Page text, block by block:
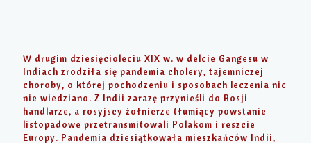
W drugim dziesięcioleciu XIX w. w delcie Gangesu w
Indiach zrodziła się pandemia cholery, tajemniczej
choroby, o której pochodzeniu i sposobach leczenia nic
nie wiedziano. Z Indii zarazę przynieśli do Rosji
handlarze, a rosyjscy żołnierze tłumiący powstanie
listopadowe przetransmitowali Polakom i reszcie
Europy. Pandemia dziesiątkowała mieszkańców Indii,